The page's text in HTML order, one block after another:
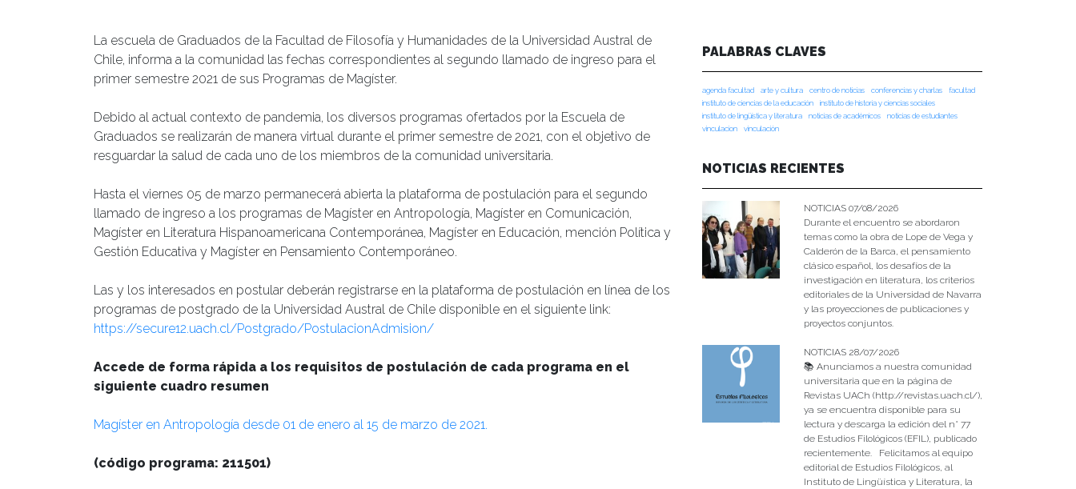
La escuela de Graduados de la Facultad de Filosofía y Humanidades de la Universidad Austral de
Chile, informa a la comunidad las fechas correspondientes al segundo llamado de ingreso para el
primer semestre 2021 de sus Programas de Magíster.
Debido al actual contexto de pandemia, los diversos programas ofertados por la Escuela de
Graduados se realizarán de manera virtual durante el primer semestre de 2021, con el objetivo de
resguardar la salud de cada uno de los miembros de la comunidad universitaria.
Hasta el viernes 05 de marzo permanecerá abierta la plataforma de postulación para el segundo
llamado de ingreso a los programas de Magíster en Antropología, Magíster en Comunicación,
Magíster en Literatura Hispanoamericana Contemporánea, Magíster en Educación, mención Política y
Gestión Educativa y Magíster en Pensamiento Contemporáneo.
Las y los interesados en postular deberán registrarse en la plataforma de postulación en línea de los
programas de postgrado de la Universidad Austral de Chile disponible en el siguiente link:
https://secure12.uach.cl/Postgrado/PostulacionAdmision/
Accede de forma rápida a los requisitos de postulación de cada programa en el
siguiente cuadro resumen
Magíster en Antropología desde 01 de enero al 15 de marzo de 2021.
(código programa: 211501)
PALABRAS CLAVES
agenda facultad arte y cultura centro de noticias conferencias y charlas
facultad
instituto de ciencias de la educación
instituto de historia y ciencias sociales
instituto de lingüística y literatura
noticias de académicos
noticias de estudiantes
vinculacion
vinculación
NOTICIAS RECIENTES
NOTICIAS 07/08/2026
Durante el encuentro se abordaron
temas como la obra de Lope de Vega y
Calderón de la Barca, el pensamiento
clásico español, los desafíos de la
investigación en literatura, los criterios
editoriales de la Universidad de Navarra
y las proyecciones de publicaciones y
proyectos conjuntos.
NOTICIAS 28/07/2026
📚 Anunciamos a nuestra comunidad
universitaria que en la página de
Revistas UACh (http://revistas.uach.cl/),
ya se encuentra disponible para su
lectura y descarga la edición del n° 77
de Estudios Filológicos (EFIL), publicado
recientemente. Felicitamos al equipo
editorial de Estudios Filológicos, al
Instituto de Lingüística y Literatura, la